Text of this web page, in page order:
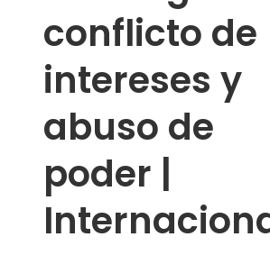
conflicto de
intereses y
abuso de
poder |